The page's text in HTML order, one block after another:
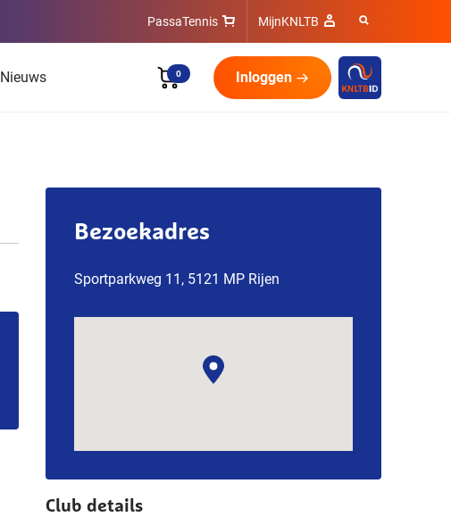
PassaTennis MijnKNLTB
Nieuws 0 Inloggen
Bezoekadres
Sportparkweg 11, 5121 MP Rijen
Club details